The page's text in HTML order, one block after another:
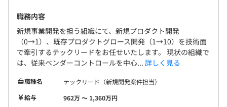
6カ月※条件変更なし
職務内容
新規事業開発を担う組織にて、新規プロダクト開発
（0→1）、既存プロダクトグロース開発（1→10）を技術面
で牽引するテックリードをお任せいたします。 現状の組織で
は、従来ベンダーコントロールを中心... 詳しく見る
職種名
テックリード（新規開発案件担当）
給与
962万 〜 1,360万円